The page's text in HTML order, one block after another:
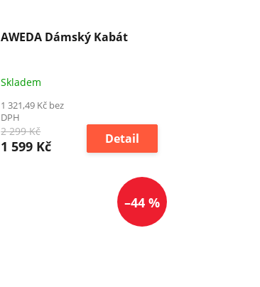
AWEDA Dámský Kabát
Skladem
1 321,49 Kč bez
DPH
2 299 Kč
1 599 Kč Detail
–44 %